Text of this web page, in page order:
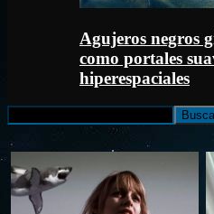
Agujeros negros
como portales
hiperespaciales